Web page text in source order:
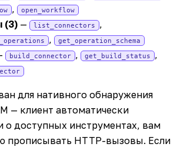
, open_workflow
(3) — list_connectors ,
, get_operation_schema
build_connector , get_build_status ,
для нативного обнаружения
— клиент автоматически
о доступных инструментах, вам
прописывать HTTP-вызовы. Если